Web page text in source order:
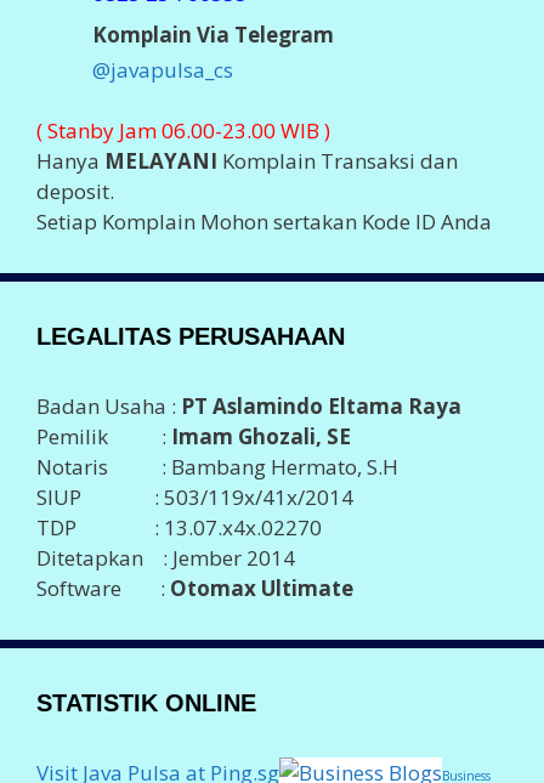
Komplain Via Telegram
@javapulsa_cs
( Stanby Jam 06.00-23.00 WIB )
Hanya MELAYANI Komplain Transaksi dan
deposit.
Setiap Komplain Mohon sertakan Kode ID Anda
LEGALITAS PERUSAHAAN
Badan Usaha : PT Aslamindo Eltama Raya
Pemilik : Imam Ghozali, SE
Notaris : Bambang Hermato, S.H
SIUP : 503/119x/41x/2014
TDP : 13.07.x4x.02270
Ditetapkan : Jember 2014
Software : Otomax Ultimate
STATISTIK ONLINE
Visit Java Pulsa at Ping.sg Business